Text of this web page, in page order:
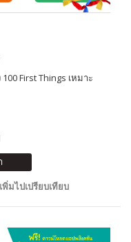
First Things เหมาะ
เพิ่มไปเปรียบเทียบ